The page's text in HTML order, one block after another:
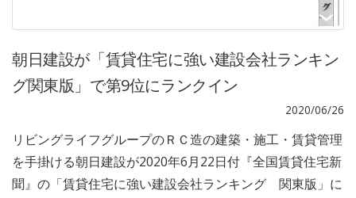
朝日建設が「賃貸住宅に強い建設会社ランキン
グ関東版」で第9位にランクイン
2020/06/26
リビングライフグループのＲＣ造の建築・施工・賃貸管理
を手掛ける朝日建設が2020年6月22日付『全国賃貸住宅新
聞』の「賃貸住宅に強い建設会社ランキング 関東版」に